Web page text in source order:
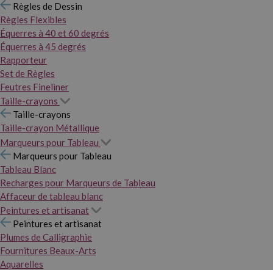
Règles de Dessin
Règles Flexibles
Équerres à 40 et 60 degrés
Équerres à 45 degrés
Rapporteur
Set de Règles
Feutres Fineliner
Taille-crayons
Taille-crayons
Taille-crayon Métallique
Marqueurs pour Tableau
Marqueurs pour Tableau
Tableau Blanc
Recharges pour Marqueurs de Tableau
Affaceur de tableau blanc
Peintures et artisanat
Peintures et artisanat
Plumes de Calligraphie
Fournitures Beaux-Arts
Aquarelles